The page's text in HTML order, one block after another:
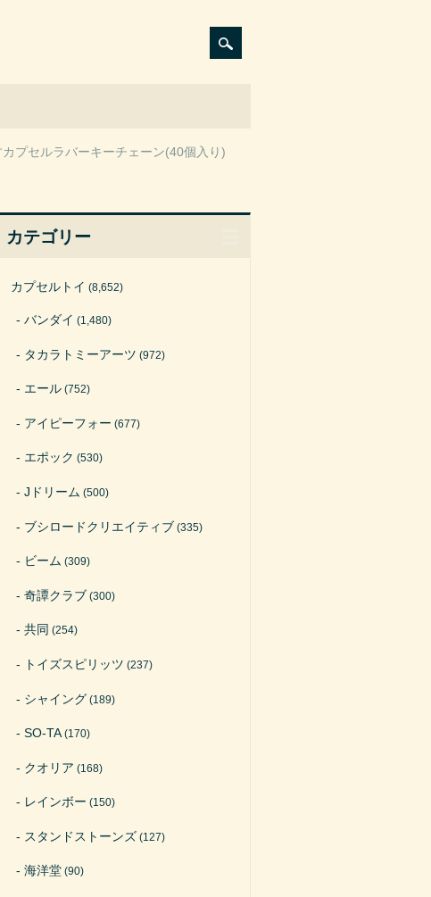
プセルラバーキーチェーン(40個入り)
カテゴリー
カプセルトイ (8,652)
バンダイ (1,480)
タカラトミーアーツ (972)
エール (752)
アイピーフォー (677)
エポック (530)
Jドリーム (500)
ブシロードクリエイティブ (335)
ビーム (309)
奇譚クラブ (300)
共同 (254)
トイズスピリッツ (237)
シャイング (189)
SO-TA(170)
クオリア (168)
レインボー (150)
スタンドストーンズ (127)
海洋堂 (90)